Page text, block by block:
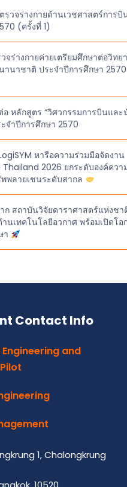
รวจร่างกายด้านเวชศาสตร์การบิ
(ครั้งที่ 1)
จร่างกายค่ายเตรียมศึกษาต่อวิทย
านาชาติ ประจำปีการศึกษา 2570
อ หลักสูตร “วิศวกรรมการบินแล
จำปีการศึกษา 2570
หารือความร่วมมือจัดงาน
Thailand 2026 ยกระดับองค์ควา
พลายเชนระดับสากล
ก สถาบันวิจัยดาราศาสตร์แห่งชา
นเทคโนโลยีอวกาศ พร้อมเปิดโอ
า
Contact Info
and
1, Chalongkrung